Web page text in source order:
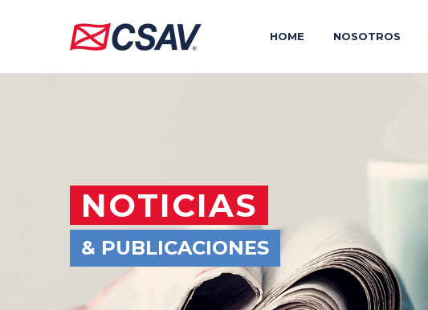
HOME NOSOTROS
NOTICIAS
& PUBLICACIONES